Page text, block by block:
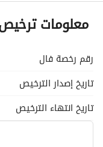
معلومات ترخيص
رقم رخصة فال
تاريخ إصدار الترخيص
تاريخ انتهاء الترخيص